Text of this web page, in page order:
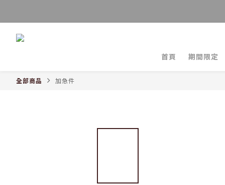
首頁 期間限定
全部商品 加急件